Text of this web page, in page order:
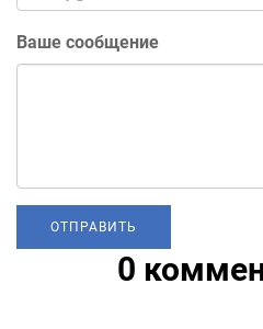
Ваше сообщение
0